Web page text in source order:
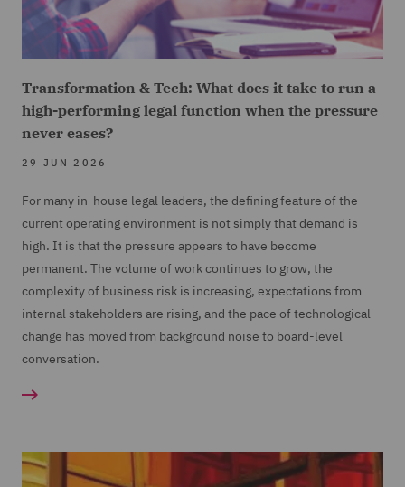
Transformation & Tech: What does it take to run a
high-performing legal function when the pressure
never eases?
29 JUN 2026
For many in-house legal leaders, the defining feature of the
current operating environment is not simply that demand is
high. It is that the pressure appears to have become
permanent. The volume of work continues to grow, the
complexity of business risk is increasing, expectations from
internal stakeholders are rising, and the pace of technological
change has moved from background noise to board-level
conversation.